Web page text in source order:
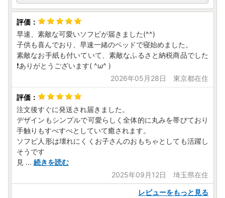
早速、素敵な可愛いソフビが届きました(^^)
子供も喜んでおり、早速一緒のベッドで寝始めました。
素敵なお手紙も付いていて、素敵なふるさと納税商品でした
❗️ありがとうございます( ^ω^ )
2026年05月28日 東京都在住
注文後すぐに発送され届きました。
デザインもシンプルで可愛らしく全体的に丸みを帯びており
手触りもすべすべとしていて癒されます。
ソフビ人形は壊れにくくお子さんのおもちゃとしても活躍し
そうです
見 ... 続きを読む
2025年09月12日 埼玉県在住
レビューをもっと見る